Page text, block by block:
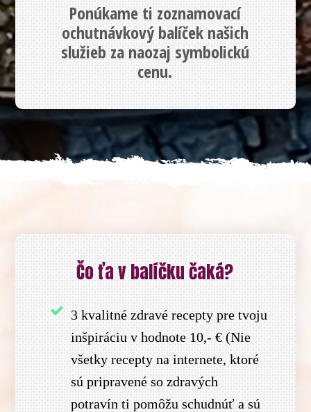
Ponúkame ti zoznamovací
ochutnávkový balíček našich
služieb za naozaj symbolickú
cenu.
Čo ťa v balíčku čaká?
3 kvalitné zdravé recepty pre tvoju
inšpiráciu v hodnote 10,- € (Nie
všetky recepty na internete, ktoré
sú pripravené so zdravých
potravín ti pomôžu schudnúť a sú